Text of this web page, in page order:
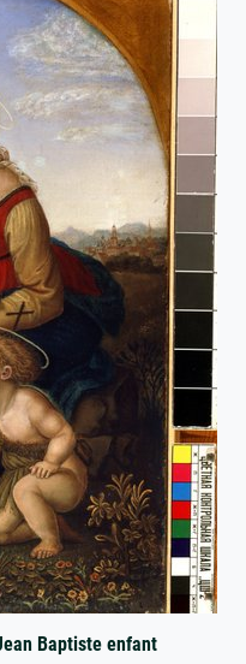
Baptiste enfant